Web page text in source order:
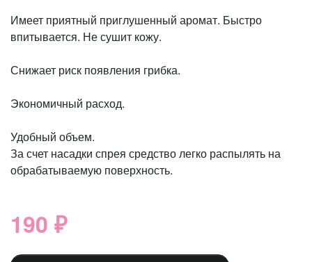
Имеет приятный приглушенный аромат. Быстро
впитывается. Не сушит кожу.
Снижает риск появления грибка.
Экономичный расход.
Удобный объем.
За счет насадки спрея средство легко распылять на
обрабатываемую поверхность.
190 ₽